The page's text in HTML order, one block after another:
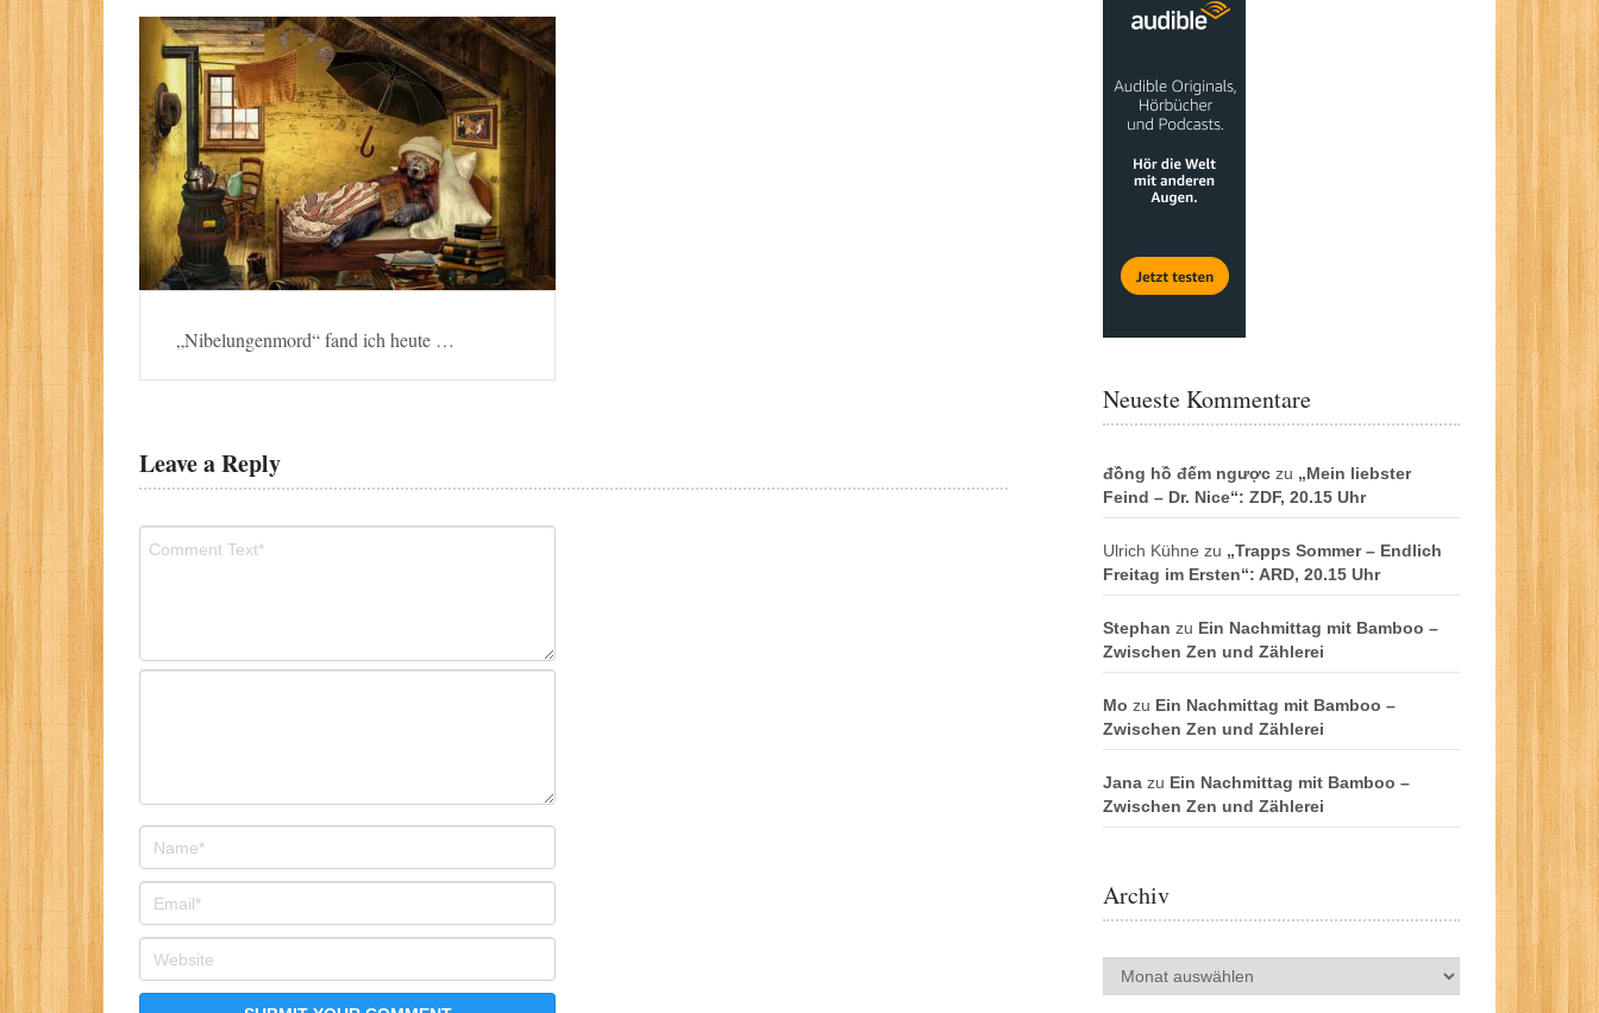
„Nibelungenmord“ fand ich heute …
Leave a Reply
Neueste Kommentare
đồng hồ đếm ngược zu „Mein liebster
Feind – Dr. Nice“: ZDF, 20.15 Uhr
Ulrich Kühne zu „Trapps Sommer – Endlich
Freitag im Ersten“: ARD, 20.15 Uhr
Stephan zu Ein Nachmittag mit Bamboo –
Zwischen Zen und Zählerei
Mo zu Ein Nachmittag mit Bamboo –
Zwischen Zen und Zählerei
Jana zu Ein Nachmittag mit Bamboo –
Zwischen Zen und Zählerei
Archiv
Archiv